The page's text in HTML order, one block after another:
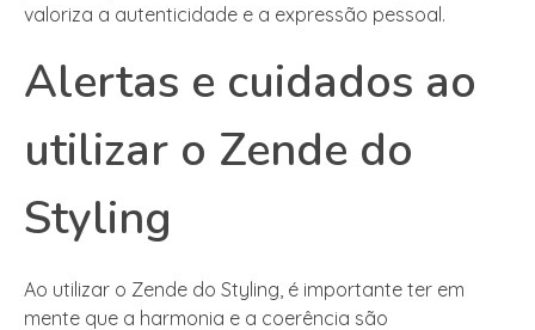
valoriza a autenticidade e a expressão pessoal.
Alertas e cuidados ao
utilizar o Zende do
Styling
Ao utilizar o Zende do Styling, é importante ter em
mente que a harmonia e a coerência são